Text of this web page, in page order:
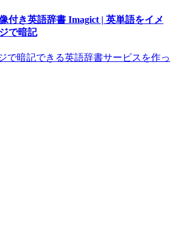
付き英語辞書 Imagict | 英単語をイメ
で暗記
で暗記できる英語辞書サービスを作っ